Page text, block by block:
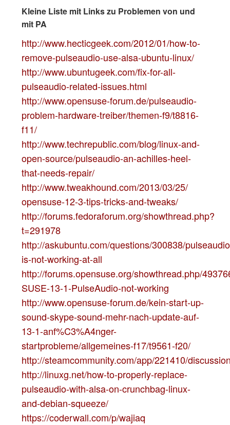
Kleine Liste mit Links zu Problemen von und
mit PA
http://www.hecticgeek.com/2012/01/how-to-
remove-pulseaudio-use-alsa-ubuntu-linux/
http://www.ubuntugeek.com/fix-for-all-
pulseaudio-related-issues.html
http://www.opensuse-forum.de/pulseaudio-
problem-hardware-treiber/themen-f9/t8816-
f11/
http://www.techrepublic.com/blog/linux-and-
open-source/pulseaudio-an-achilles-heel-
that-needs-repair/
http://www.tweakhound.com/2013/03/25/
opensuse-12-3-tips-tricks-and-tweaks/
http://forums.fedoraforum.org/showthread.php?
t=291978
http://askubuntu.com/questions/300838/
is-not-working-at-all
http://forums.opensuse.org/showthread.php/
SUSE-13-1-PulseAudio-not-working
http://www.opensuse-forum.de/kein-start-up-
sound-skype-sound-mehr-nach-update-auf-
13-1-anf%C3%A4nger-
startprobleme/allgemeines-f17/t9561-f20/
http://steamcommunity.com/app/221410/
http://linuxg.net/how-to-properly-replace-
pulseaudio-with-alsa-on-crunchbag-linux-
and-debian-squeeze/
https://coderwall.com/p/wajiaq